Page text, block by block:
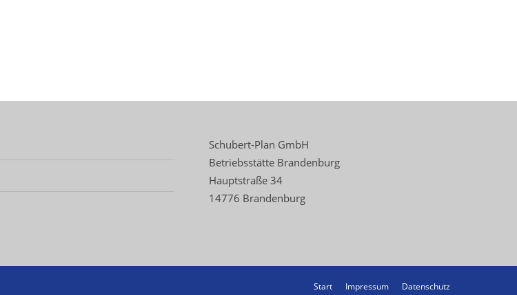
Schubert-Plan GmbH
Betriebsstätte Brandenburg
Hauptstraße 34
14776 Brandenburg
Start Impressum Datenschutz